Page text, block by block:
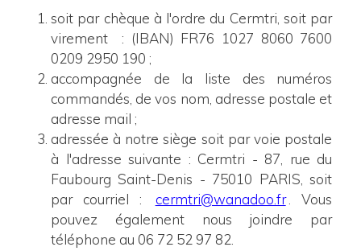
soit par chèque à l'ordre du Cermtri, soit par
virement : (IBAN) FR76 1027 8060 7600
0209 2950 190 ;
accompagnée de la liste des numéros
commandés, de vos nom, adresse postale et
adresse mail ;
adressée à notre siège soit par voie postale
à l'adresse suivante : Cermtri - 87, rue du
Faubourg Saint-Denis - 75010 PARIS, soit
par courriel :
cermtri@wanadoo.fr . Vous
pouvez également nous joindre par
téléphone au 06 72 52 97 82.